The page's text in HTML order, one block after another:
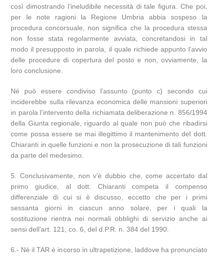
così dimostrando l’ineludibile necessità di tale figura. Che poi,
per le note ragioni la Regione Umbria abbia sospeso la
procedura concorsuale, non significa che la procedura stessa
non fosse stata regolarmente avviata, concretandosi in tal
modo il presupposto in parola, il quale richiede appunto l’avvio
delle procedure di copertura del posto e non, ovviamente, la
loro conclusione.
Né può essere condiviso l’assunto (punto c) secondo cui
inciderebbe sulla rilevanza economica delle mansioni superiori
in parola l’intervento della richiamata deliberazione n. 856/1994
della Giunta regionale, riguardo al quale non può che ribadirsi
come possa essere se mai illegittimo il mantenimento del dott.
Chiaranti in quelle funzioni e non la prosecuzione di tali funzioni
da parte del medesimo.
5. Conclusivamente, non v’è dubbio che, come accertato dal
primo giudice, al dott. Chiaranti competa il compenso
differenziale di cui si è discusso, eccetto che per i primi
sessanta giorni in ciascun anno solare, per i quali la
sostituzione rientra nei normali obblighi di servizio anche ai
sensi dell’art. 121, co. 6, del d.P.R. n. 384 del 1990.
6.- Né il TAR è incorso in ultrapetizione, laddove ha pronunciato